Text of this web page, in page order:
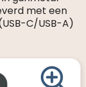
met een
C/USB-A)